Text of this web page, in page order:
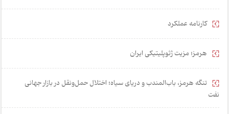
کارنامه عملکرد
هرمز؛ مزیت ژئوپلیتیکی ایران
تنگه هرمز، باب‌المندب و دریای سیاه؛ اختلال حمل‌ونقل در بازار جهانی
نفت